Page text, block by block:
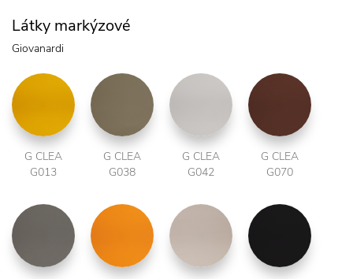
Látky markýzové
Giovanardi
G CLEA
G013
G CLEA
G038
G CLEA
G042
G CLEA
G070